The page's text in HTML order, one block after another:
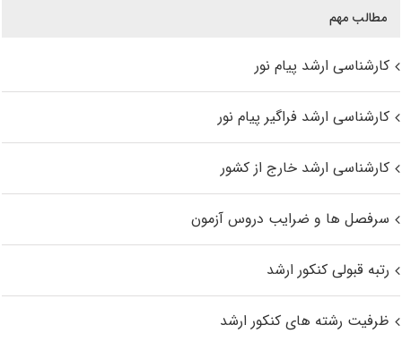
مطالب مهم
کارشناسی ارشد پیام نور
کارشناسی ارشد فراگیر پیام نور
کارشناسی ارشد خارج از کشور
سرفصل ها و ضرایب دروس آزمون
رتبه قبولی کنکور ارشد
ظرفیت رشته های کنکور ارشد